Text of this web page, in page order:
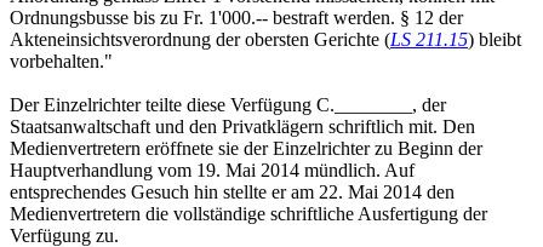
Ordnungsbusse bis zu Fr. 1'000.-- bestraft werden. § 12 der
Akteneinsichtsverordnung der obersten Gerichte (LS 211.15) bleibt
vorbehalten."
Der Einzelrichter teilte diese Verfügung C.________, der
Staatsanwaltschaft und den Privatklägern schriftlich mit. Den
Medienvertretern eröffnete sie der Einzelrichter zu Beginn der
Hauptverhandlung vom 19. Mai 2014 mündlich. Auf
entsprechendes Gesuch hin stellte er am 22. Mai 2014 den
Medienvertretern die vollständige schriftliche Ausfertigung der
Verfügung zu.